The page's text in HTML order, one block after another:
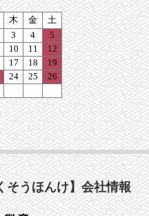
そうほんけ】会社情報